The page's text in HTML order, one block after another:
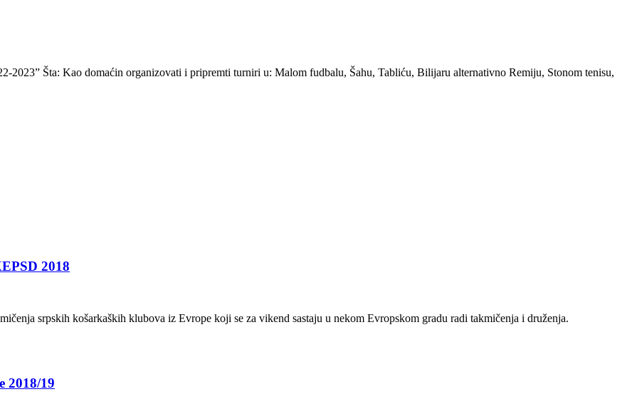
2023” Šta: Kao domaćin organizovati i pripremti turniri u: Malom fudbalu, Šahu, Tabliću, Bilijaru alternativno Remiju, Stonom tenisu,
2018
srpskih košarkaških klubova iz Evrope koji se za vikend sastaju u nekom Evropskom gradu radi takmičenja i druženja.
2018/19